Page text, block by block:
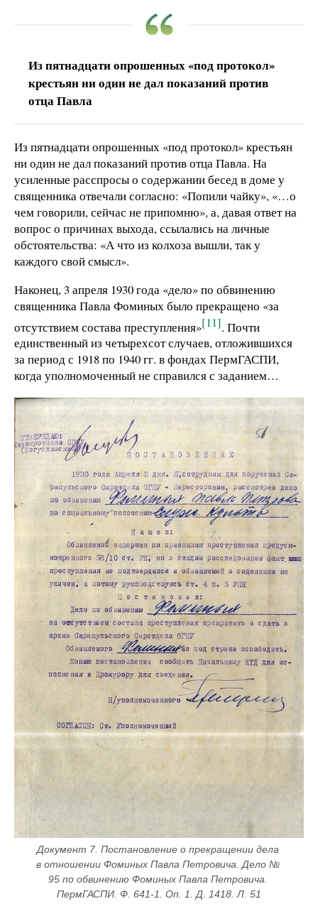
Из пятнадцати опрошенных «под протокол»
крестьян ни один не дал показаний против
отца Павла
Из пятнадцати опрошенных «под протокол» крестьян
ни один не дал показаний против отца Павла. На
усиленные расспросы о содержании бесед в доме у
священника отвечали согласно: «Попили чайку», «…о
чем говорили, сейчас не припомню», а, давая ответ на
вопрос о причинах выхода, ссылались на личные
обстоятельства: «А что из колхоза вышли, так у
каждого свой смысл».
Наконец, 3 апреля 1930 года «дело» по обвинению
священника Павла Фоминых было прекращено «за
отсутствием состава преступления»[11]. Почти
единственный из четырехсот случаев, отложившихся
за период с 1918 по 1940 гг. в фондах ПермГАСПИ,
когда уполномоченный не справился с заданием…
Документ 7. Постановление о прекращении дела
в отношении Фоминых Павла Петровича. Дело №
95 по обвинению Фоминых Павла Петровича.
ПермГАСПИ. Ф. 641-1. Оп. 1. Д. 1418. Л. 51